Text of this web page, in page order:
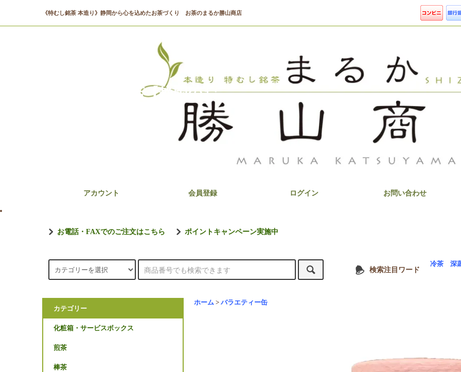
《特むし銘茶 本造り》静岡から心を込めたお茶づくり お茶のまるか勝山商店
まるか勝山商店【静岡のお
茶
アカウント 会員登録 ログイン お問い合わせ
お電話・FAXでのご注文はこちら ポイントキャンペーン実施中
検索注目ワード
冷茶 深
ホーム > バラエティー缶
カテゴリー
化粧箱・サービスボックス
煎茶
棒茶